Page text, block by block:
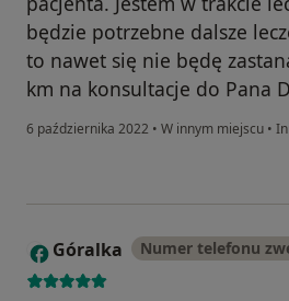
będzie potrzebne dalsze
to nawet się nie będę
km na konsultacje do Pana
6 października 2022 • W innym miejscu •
G Góralka Numer telefonu